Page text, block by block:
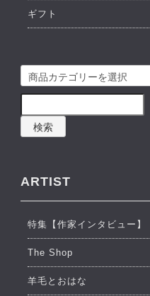
ギフト
検索
ARTIST
特集【作家インタビュー】
The Shop
羊毛とおはな